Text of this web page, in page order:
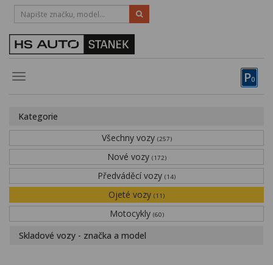
P0
Toggle
HOTLINE:
STRAKONICE-383 335 366
Obytné vozy
Financování
Novinky
Kategorie
Všechny vozy (257)
Nové vozy (172)
Předváděcí vozy (14)
Ojeté vozy (11)
Motocykly (60)
Skladové vozy - značka a model